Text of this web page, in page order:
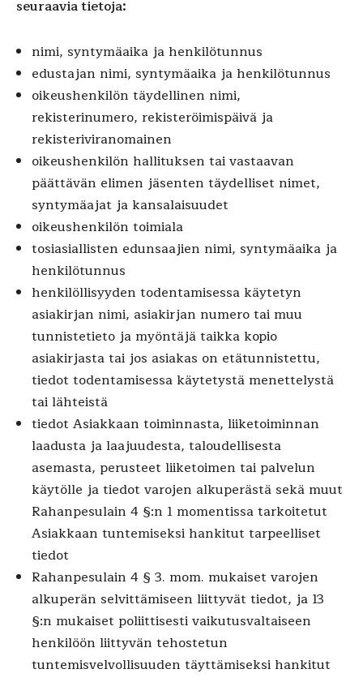
seuraavia tietoja:
nimi, syntymäaika ja henkilötunnus
edustajan nimi, syntymäaika ja henkilötunnus
oikeushenkilön täydellinen nimi,
rekisterinumero, rekisteröimispäivä ja
rekisteriviranomainen
oikeushenkilön hallituksen tai vastaavan
päättävän elimen jäsenten täydelliset nimet,
syntymäajat ja kansalaisuudet
oikeushenkilön toimiala
tosiasiallisten edunsaajien nimi, syntymäaika ja
henkilötunnus
henkilöllisyyden todentamisessa käytetyn
asiakirjan nimi, asiakirjan numero tai muu
tunnistetieto ja myöntäjä taikka kopio
asiakirjasta tai jos asiakas on etätunnistettu,
tiedot todentamisessa käytetystä menettelystä
tai lähteistä
tiedot Asiakkaan toiminnasta, liiketoiminnan
laadusta ja laajuudesta, taloudellisesta
asemasta, perusteet liiketoimen tai palvelun
käytölle ja tiedot varojen alkuperästä sekä muut
Rahanpesulain 4 §:n 1 momentissa tarkoitetut
Asiakkaan tuntemiseksi hankitut tarpeelliset
tiedot
Rahanpesulain 4 § 3. mom. mukaiset varojen
alkuperän selvittämiseen liittyvät tiedot, ja 13
§:n mukaiset poliittisesti vaikutusvaltaiseen
henkilöön liittyvän tehostetun
tuntemisvelvollisuuden täyttämiseksi hankitut